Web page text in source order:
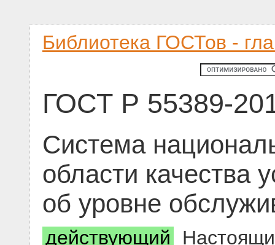
Библиотека ГОСТов -
ГОСТ Р 55389-
Система
области качества
об уровне
действующий